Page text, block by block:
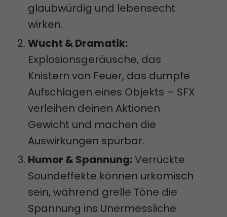
glaubwürdig und lebensecht
wirken.
Wucht & Dramatik:
Explosionsgeräusche, das
Knistern von Feuer, das dumpfe
Aufschlagen eines Objekts – SFX
verleihen deinen Aktionen
Gewicht und machen die
Auswirkungen spürbar.
Humor & Spannung:Verrückte
Soundeffekte können urkomisch
sein, während grelle Töne die
Spannung ins Unermessliche